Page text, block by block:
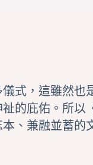
式，這雖然
的庇佑。所以
、兼融並蓄